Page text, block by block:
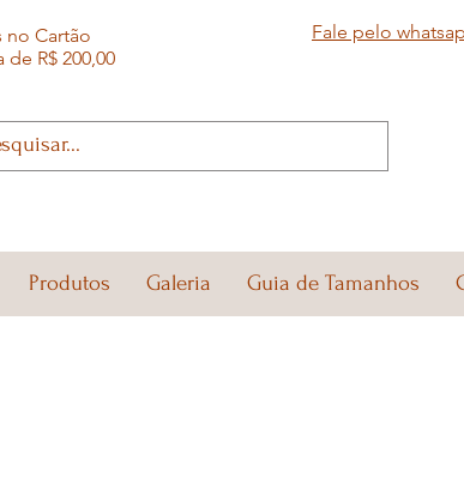
no Cartão Fale pelo
R$ 200,00
Produtos Galeria Guia de Tamanhos